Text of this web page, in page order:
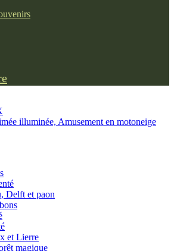
illuminée, Amusement en motoneige
Delft et paon
et Lierre
magique